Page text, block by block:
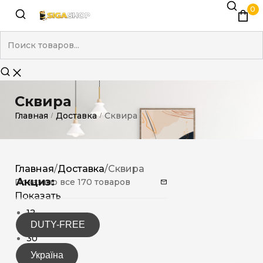
0
Сквира
Главная / Доставка / Сквира
Акциз:
DUTY-FREE
Україна
Главная/Доставка/Сквира
Показано все 170 товаров
Показать
12
15
30